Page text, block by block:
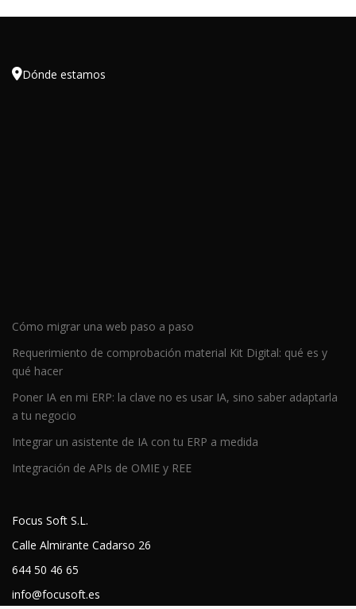
Dónde estamos
Cómo migrar una web paso a paso
Requerimiento de comprobación material Kit Digital: qué es y
qué hacer
Poner IA en mi ERP: la clave no es usar IA, sino saber adaptarla
a tu negocio
Integrar un asistente de IA con tu ERP a medida
Integración de APIs de OMIE y REE
Focus Soft S.L.
Calle Almirante Cadarso 26
644 50 46 65
info@focusoft.es